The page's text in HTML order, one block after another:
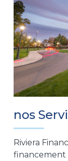
nos
Riviera
financement